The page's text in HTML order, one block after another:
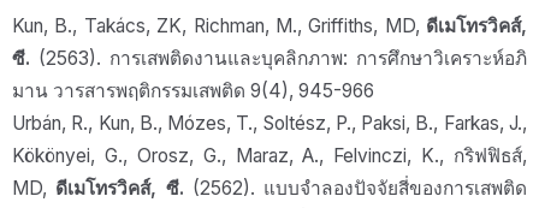
Kun, B., Takács, ZK, Richman, M., Griffiths, MD, ดีเมโทรวิคส์,
ซี. (2563). การเสพติดงานและบุคลิกภาพ: การศึกษาวิเคราะห์อภิ
มาน วารสารพฤติกรรมเสพติด 9(4), 945-966
Urbán, R., Kun, B., Mózes, T., Soltész, P., Paksi, B., Farkas, J.,
Kökönyei, G., Orosz, G., Maraz, A., Felvinczi, K., กริฟฟิธส์,
MD, ดีเมโทรวิคส์, ซี. (2562). แบบจำลองปัจจัยสี่ของการเสพติด